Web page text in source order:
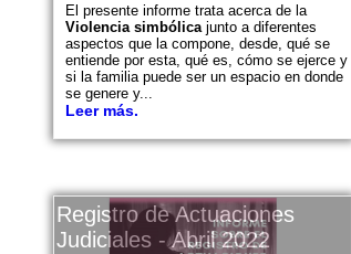
El presente informe trata acerca de la
Violencia simbólica junto a diferentes
aspectos que la compone, desde, qué se
entiende por esta, qué es, cómo se ejerce y
si la familia puede ser un espacio en donde
se genere y...
Leer más.
Registro de Actuaciones
Judiciales - Abril 2022